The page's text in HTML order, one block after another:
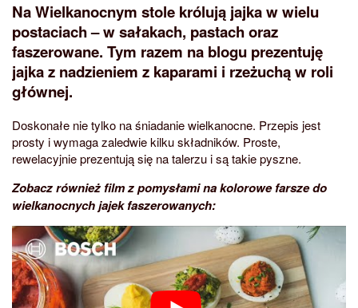
Na Wielkanocnym stole królują jajka w wielu
postaciach – w sałakach, pastach oraz
faszerowane. Tym razem na blogu prezentuję
jajka z nadzieniem z kaparami i rzeżuchą w roli
głównej.
Doskonałe nie tylko na śniadanie wielkanocne. Przepis jest
prosty i wymaga zaledwie kilku składników. Proste,
rewelacyjnie prezentują się na talerzu i są takie pyszne.
Zobacz również film z pomysłami na kolorowe farsze do
wielkanocnych jajek faszerowanych: